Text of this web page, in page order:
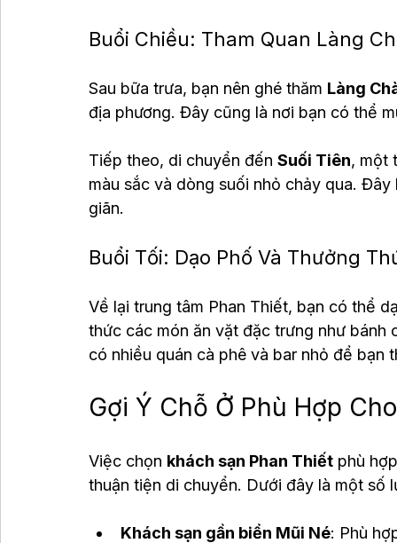
Buổi Chiều: Tham Quan Làng
Sau bữa trưa, bạn nên ghé thăm Làng
địa phương. Đây cũng là nơi bạn có thể
Tiếp theo, di chuyển đến Suối Tiên, một
màu sắc và dòng suối nhỏ chảy qua.
giãn.
Buổi Tối: Dạo Phố Và Thưởng
Về lại trung tâm Phan Thiết, bạn có thể
thức các món ăn vặt đặc trưng như
có nhiều quán cà phê và bar nhỏ để bạn
Gợi Ý Chỗ Ở Phù Hợp
Việc chọn khách sạn Phan Thiết phù
thuận tiện di chuyển. Dưới đây là một số
Khách sạn gần biển Mũi Né: Phù